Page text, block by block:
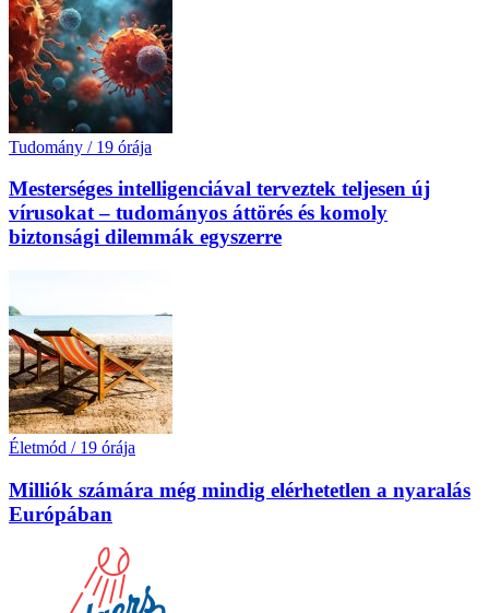
Tudomány / 19 órája
Mesterséges intelligenciával terveztek teljesen új
vírusokat – tudományos áttörés és komoly
biztonsági dilemmák egyszerre
Életmód / 19 órája
Milliók számára még mindig elérhetetlen a nyaralás
Európában